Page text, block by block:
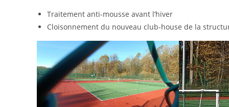
Traitement anti-mousse avant l’hiver
Cloisonnement du nouveau club-house de la